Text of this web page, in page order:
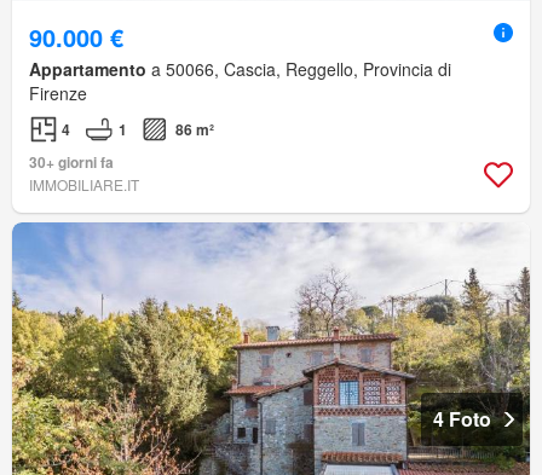
90.000 €
Appartamento a 50066, Cascia, Reggello, Provincia di
Firenze
4 1
86 m²
30+ giorni fa
IMMOBILIARE.IT
4 Foto